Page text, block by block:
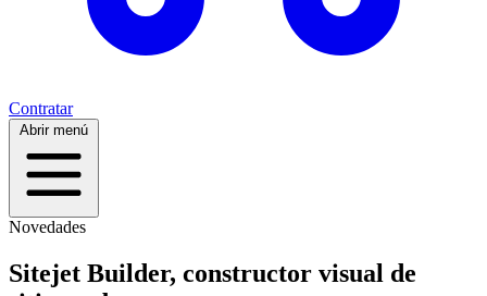
Contratar
Abrir menú
Novedades
Sitejet Builder, constructor visual de